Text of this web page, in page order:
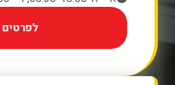
לפרטים